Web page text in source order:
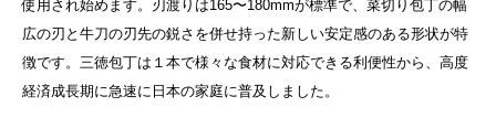
使用され始めます。刃渡りは165〜180mmが標準で、菜切り包丁の幅
広の刃と牛刀の刃先の鋭さを併せ持った新しい安定感のある形状が特
徴です。三徳包丁は１本で様々な食材に対応できる利便性から、高度
経済成長期に急速に日本の家庭に普及しました。